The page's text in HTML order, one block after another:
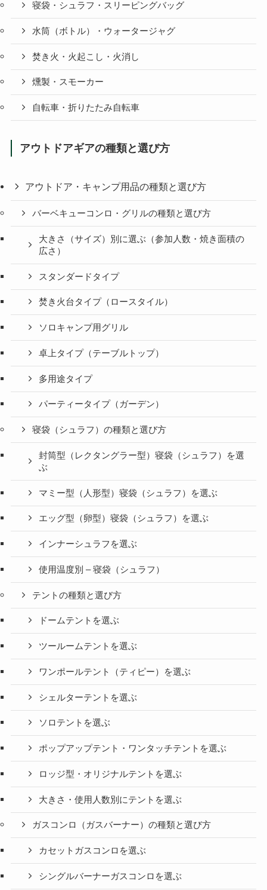
寝袋・シュラフ・スリーピングバッグ
水筒（ボトル）・ウォータージャグ
焚き火・火起こし・火消し
燻製・スモーカー
自転車・折りたたみ自転車
アウトドアギアの種類と選び方
アウトドア・キャンプ用品の種類と選び方
バーベキューコンロ・グリルの種類と選び方
大きさ（サイズ）別に選ぶ（参加人数・焼き面積の
広さ）
スタンダードタイプ
焚き火台タイプ（ロースタイル）
ソロキャンプ用グリル
卓上タイプ（テーブルトップ）
多用途タイプ
パーティータイプ（ガーデン）
寝袋（シュラフ）の種類と選び方
封筒型（レクタングラー型）寝袋（シュラフ）を選
ぶ
マミー型（人形型）寝袋（シュラフ）を選ぶ
エッグ型（卵型）寝袋（シュラフ）を選ぶ
インナーシュラフを選ぶ
使用温度別 – 寝袋（シュラフ）
テントの種類と選び方
ドームテントを選ぶ
ツールームテントを選ぶ
ワンポールテント（ティピー）を選ぶ
シェルターテントを選ぶ
ソロテントを選ぶ
ポップアップテント・ワンタッチテントを選ぶ
ロッジ型・オリジナルテントを選ぶ
大きさ・使用人数別にテントを選ぶ
ガスコンロ（ガスバーナー）の種類と選び方
カセットガスコンロを選ぶ
シングルバーナーガスコンロを選ぶ